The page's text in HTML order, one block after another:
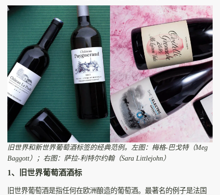
旧世界和新世界葡萄酒标签的经典范例。左图：梅格-巴戈特（Meg
Baggott）；右图：萨拉-利特尔约翰（Sara Littlejohn）
1、旧世界葡萄酒酒标
旧世界葡萄酒是指任何在欧洲酿造的葡萄酒。最著名的例子是法国